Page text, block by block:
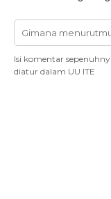
Isi komentar
diatur dalam UU ITE